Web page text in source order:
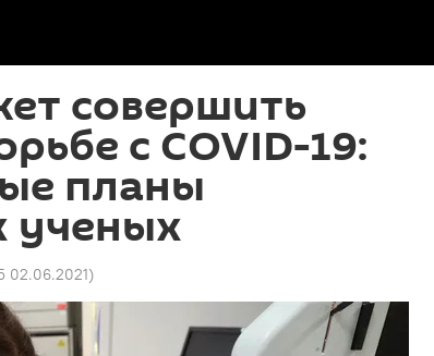
совершить
с COVID-19:
планы
ученых
02.06.2021)